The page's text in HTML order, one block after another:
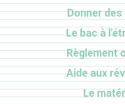
Donner
Le bac à
Règlement
Aide aux
Le